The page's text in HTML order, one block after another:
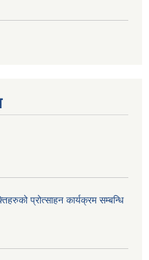
प्रोत्साहन कार्यक्रम सम्बन्धि